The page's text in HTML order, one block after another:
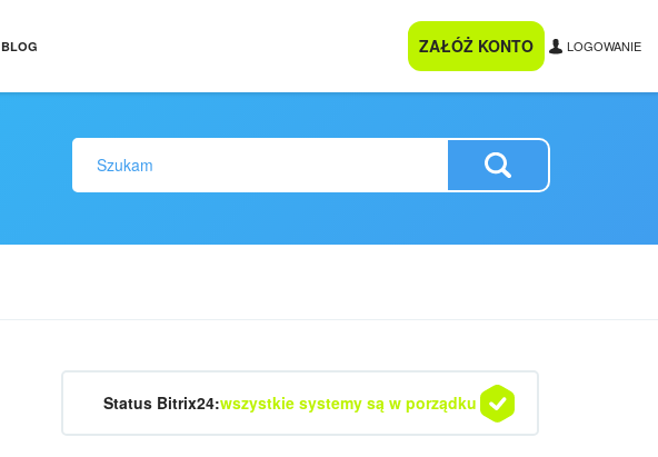
BLOG ZAŁÓŻ KONTO LOGOWANIE
Status Bitrix24:wszystkie systemy są w porządku